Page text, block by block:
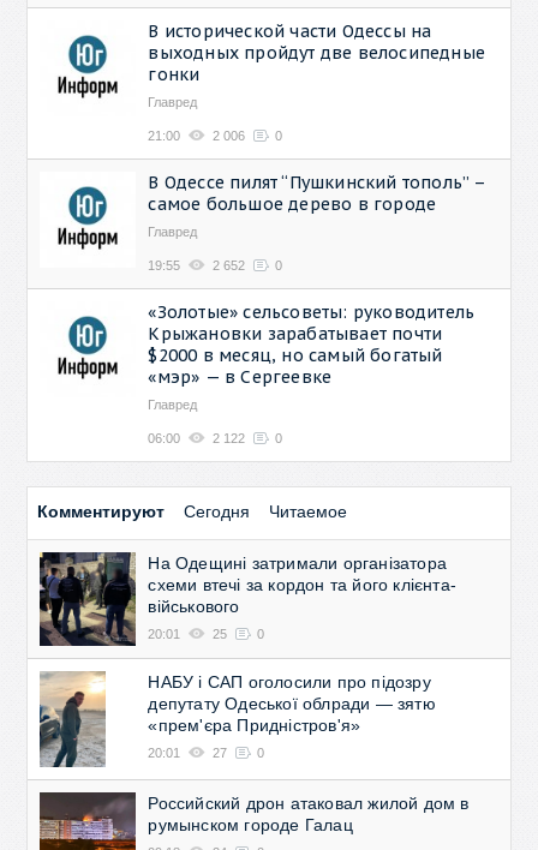
В исторической части Одессы на
выходных пройдут две велосипедные
гонки
Главред
21:00 2 006 0
В Одессе пилят “Пушкинский тополь” –
самое большое дерево в городе
Главред
19:55 2 652 0
«Золотые» сельсоветы: руководитель
Крыжановки зарабатывает почти
$2000 в месяц, но самый богатый
«мэр» — в Сергеевке
Главред
06:00 2 122 0
Комментируют Сегодня Читаемое
На Одещині затримали організатора
схеми втечі за кордон та його клієнта-
військового
20:01 25 0
НАБУ і САП оголосили про підозру
депутату Одеської облради — зятю
«прем'єра Придністров'я»
20:01 27 0
Российский дрон атаковал жилой дом в
румынском городе Галац